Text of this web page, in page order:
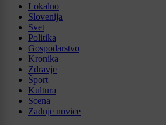
Lokalno
Slovenija
Svet
Politika
Gospodarstvo
Kronika
Zdravje
Šport
Kultura
Scena
Zadnje novice